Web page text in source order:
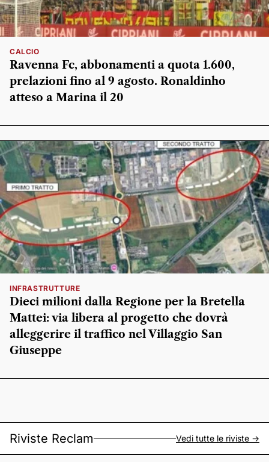
CALCIO
Ravenna Fc, abbonamenti a quota 1.600,
prelazioni fino al 9 agosto. Ronaldinho
atteso a Marina il 20
INFRASTRUTTURE
Dieci milioni dalla Regione per la Bretella
Mattei: via libera al progetto che dovrà
alleggerire il traffico nel Villaggio San
Giuseppe
Riviste Reclam Vedi tutte le riviste ->